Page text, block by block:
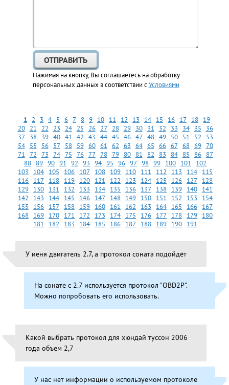
Нажимая на кнопку, Вы соглашаетесь на обработку
персональных данных в соответствии сУсловиями
1 2 3 4 5 6 7 8 9 10 11 12 13 14 15 16 17 18 19
20
21 22 23 24 25 26 27 28 29 30 31 32 33 34 35
36
37
38 39 40 41 42 43 44 45 46 47 48 49 50 51 52
53
54
55 56 57 58 59 60 61 62 63 64 65 66 67 68 69 70
71 72 73 74 75 76 77 78 79 80 81 82 83 84 85 86
87
88 89 90 91 92 93 94 95 96 97 98 99 100 101
102
103
104 105 106 107 108 109 110 111 112 113 114 115
116 117 118 119 120 121 122 123 124 125 126 127 128
129 130 131 132 133 134 135 136 137 138 139 140 141
142
143 144 145 146 147 148 149 150 151 152 153
154
155
156 157 158 159 160 161 162 163 164 165 166 167
168 169 170 171 172 173 174 175 176 177 178 179 180
181
182 183 184 185 186 187 188 189 190 191
У иеня двигатель 2.7, а протокол соната подойдёт
На сонате с 2.7 используется протокол "OBD2P".
Можно попробовать его использовать.
Какой выбрать протокол для хюндай туссон 2006
года объем 2,7
У нас нет информации о используемом протоколе